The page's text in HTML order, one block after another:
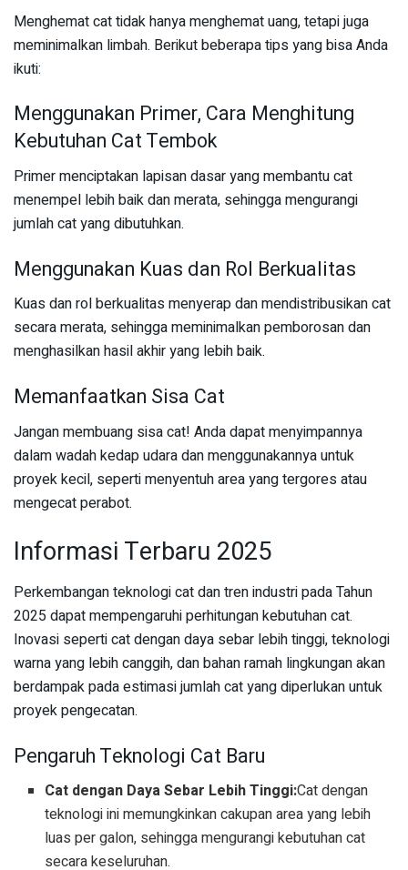
Menghemat cat tidak hanya menghemat uang, tetapi juga
meminimalkan limbah. Berikut beberapa tips yang bisa Anda
ikuti:
Menggunakan Primer, Cara Menghitung
Kebutuhan Cat Tembok
Primer menciptakan lapisan dasar yang membantu cat
menempel lebih baik dan merata, sehingga mengurangi
jumlah cat yang dibutuhkan.
Menggunakan Kuas dan Rol Berkualitas
Kuas dan rol berkualitas menyerap dan mendistribusikan cat
secara merata, sehingga meminimalkan pemborosan dan
menghasilkan hasil akhir yang lebih baik.
Memanfaatkan Sisa Cat
Jangan membuang sisa cat! Anda dapat menyimpannya
dalam wadah kedap udara dan menggunakannya untuk
proyek kecil, seperti menyentuh area yang tergores atau
mengecat perabot.
Informasi Terbaru 2025
Perkembangan teknologi cat dan tren industri pada Tahun
2025 dapat mempengaruhi perhitungan kebutuhan cat.
Inovasi seperti cat dengan daya sebar lebih tinggi, teknologi
warna yang lebih canggih, dan bahan ramah lingkungan akan
berdampak pada estimasi jumlah cat yang diperlukan untuk
proyek pengecatan.
Pengaruh Teknologi Cat Baru
Cat dengan Daya Sebar Lebih Tinggi:Cat dengan
teknologi ini memungkinkan cakupan area yang lebih
luas per galon, sehingga mengurangi kebutuhan cat
secara keseluruhan.